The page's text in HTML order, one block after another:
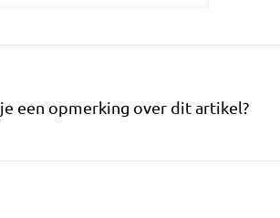
een opmerking over dit artikel?